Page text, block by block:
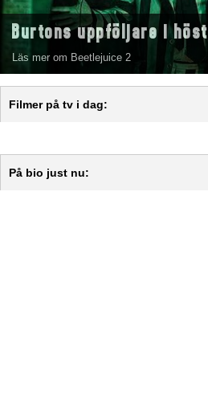
Burtons uppföljare i höst
Läs mer om Beetlejuice 2
Filmer på tv i dag:
På bio just nu: